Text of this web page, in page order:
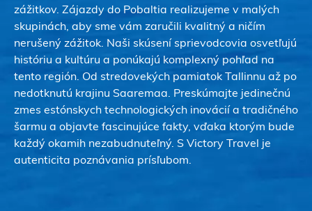
zážitkov. Zájazdy do Pobaltia realizujeme v malých
skupinách, aby sme vám zaručili kvalitný a ničím
nerušený zážitok. Naši skúsení sprievodcovia osvetľujú
históriu a kultúru a ponúkajú komplexný pohľad na
tento región. Od stredovekých pamiatok Tallinnu až po
nedotknutú krajinu Saaremaa. Preskúmajte jedinečnú
zmes estónskych technologických inovácií a tradičného
šarmu a objavte fascinujúce fakty, vďaka ktorým bude
každý okamih nezabudnuteľný. S Victory Travel je
autenticita poznávania prísľubom.